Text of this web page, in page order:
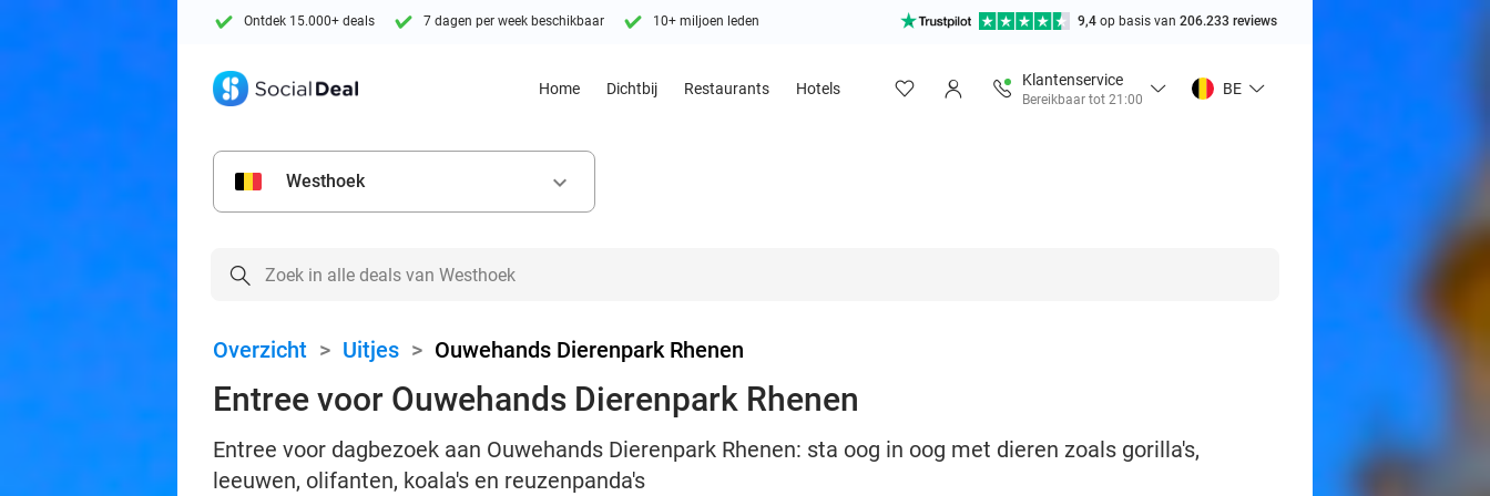
Ontdek 15.000+ deals 7 dagen per week beschikbaar 10+ miljoen leden 9,4 op basis van 206.233 reviews
Home Dichtbij Restaurants Hotels
Klantenservice
Bereikbaar tot 21:00
BE
Westhoek keyboard_arrow_down
Overzicht > Uitjes > Ouwehands Dierenpark Rhenen
Entree voor Ouwehands Dierenpark Rhenen
Entree voor dagbezoek aan Ouwehands Dierenpark Rhenen: sta oog in oog met dieren zoals gorilla's,
leeuwen, olifanten, koala's en reuzenpanda's